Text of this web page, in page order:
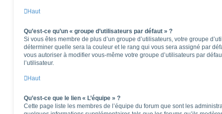
Haut
Qu’est-ce qu’un « groupe d’utilisateurs par défaut » ?
Si vous êtes membre de plus d’un groupe d’utilisateurs, votre groupe
déterminer quelle sera la couleur et le rang qui vous sera assigné par
vous autoriser à modifier vous-même votre groupe d’utilisateurs par
l’utilisateur.
Haut
Qu’est-ce que le lien « L’équipe » ?
Cette page liste les membres de l’équipe du forum que sont les